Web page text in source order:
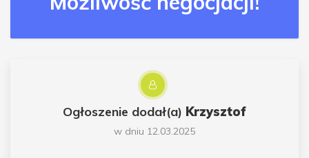
Ogłoszenie dodał(a) Krzysztof
w dniu 12.03.2025